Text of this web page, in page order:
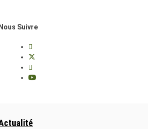
Nous Suivre